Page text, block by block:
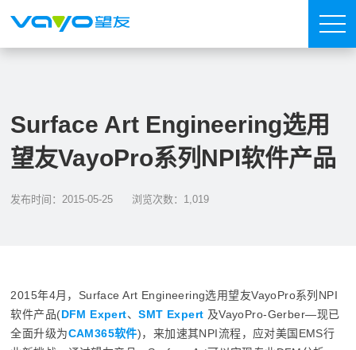
Surface Art Engineering选用
望友VayoPro系列NPI软件产品
发布时间：2015-05-25 浏览次数：1,019
2015年4月，Surface Art Engineering选用望友VayoPro系列NPI
软件产品(DFM Expert、SMT Expert 及VayoPro-Gerber—现已
全面升级为CAM365软件)，来加速其NPI流程，应对美国EMS行